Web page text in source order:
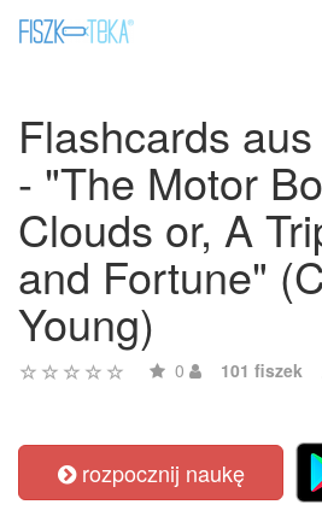
Flashcards
- "The Motor
Clouds or, A
and Fortune"
Young)
0 101 fiszek
rozpocznij naukę